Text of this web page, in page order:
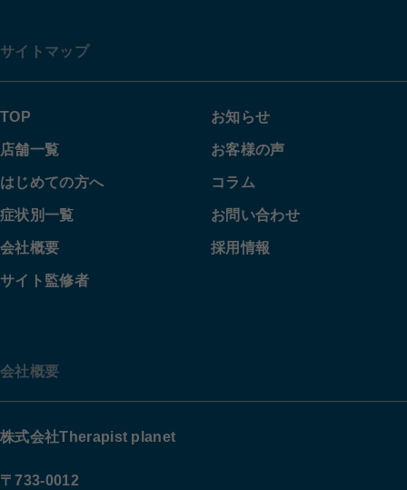
サイトマップ
TOP
店舗一覧
はじめての方へ
症状別一覧
会社概要
サイト監修者
お知らせ
お客様の声
コラム
お問い合わせ
採用情報
会社概要
株式会社Therapist planet
〒733-0012